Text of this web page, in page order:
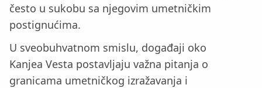
često u sukobu sa njegovim umetničkim
postignućima.
U sveobuhvatnom smislu, događaji oko
Kanjea Vesta postavljaju važna pitanja o
granicama umetničkog izražavanja i